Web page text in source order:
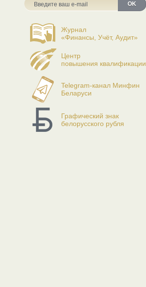
OK
Журнал
«Финансы, Учёт, Аудит»
Центр
повышения квалификации
Telegram-канал Минфин
Беларуси
Графический знак
белорусского рубля